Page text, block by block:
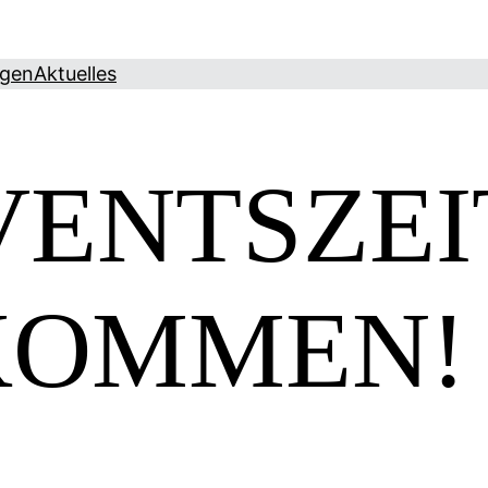
Aktuelles